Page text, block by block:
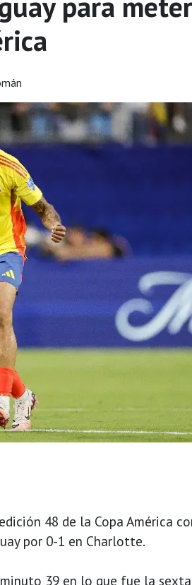
48 de la Copa América
por 0-1 en Charlotte.
39 en lo que fue la sexta